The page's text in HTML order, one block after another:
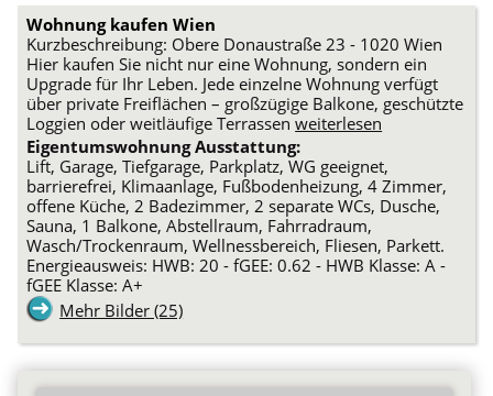
Wohnung kaufen Wien
Kurzbeschreibung: Obere Donaustraße 23 - 1020 Wien
Hier kaufen Sie nicht nur eine Wohnung, sondern ein
Upgrade für Ihr Leben. Jede einzelne Wohnung verfügt
über private Freiflächen – großzügige Balkone, geschützte
Loggien oder weitläufige Terrassenweiterlesen
Eigentumswohnung Ausstattung:
Lift, Garage, Tiefgarage, Parkplatz, WG geeignet,
barrierefrei, Klimaanlage, Fußbodenheizung, 4 Zimmer,
offene Küche, 2 Badezimmer, 2 separate WCs, Dusche,
Sauna, 1 Balkone, Abstellraum, Fahrradraum,
Wasch/Trockenraum, Wellnessbereich, Fliesen, Parkett.
Energieausweis: HWB: 20 - fGEE: 0.62 - HWB Klasse: A -
fGEE Klasse: A+
Mehr Bilder (25)